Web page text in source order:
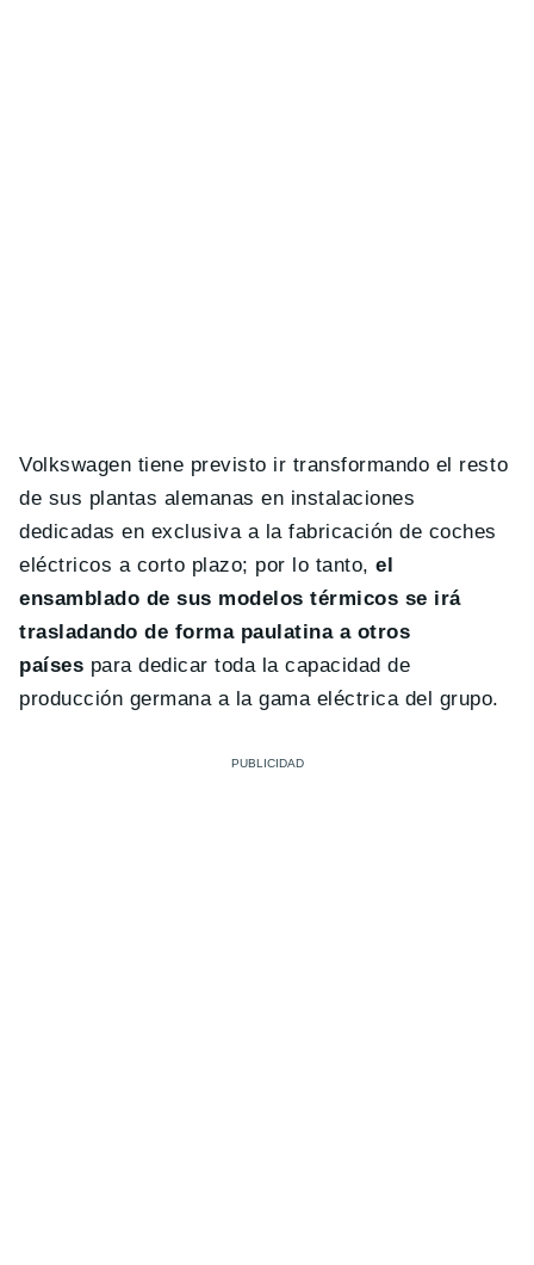
Volkswagen tiene previsto ir transformando el resto
de sus plantas alemanas en instalaciones
dedicadas en exclusiva a la fabricación de coches
eléctricos a corto plazo; por lo tanto, el
ensamblado de sus modelos térmicos se irá
trasladando de forma paulatina a otros
países para dedicar toda la capacidad de
producción germana a la gama eléctrica del grupo.